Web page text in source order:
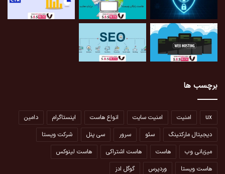
برچسب ها
ux امنیت امنیت سایت انواع هاست اینستاگرام
دامین
دیجیتال مارکتینگ
سئو سرور سی پنل
شرکت ویستا
میزبانی وب
هاست هاست اشتراکی
هاست لینوکس
هاست ویستا
وردپرس گوگل ادز